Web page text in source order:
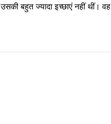
उसकी बहुत ज्यादा इच्छाएं नहीं थीं। वह